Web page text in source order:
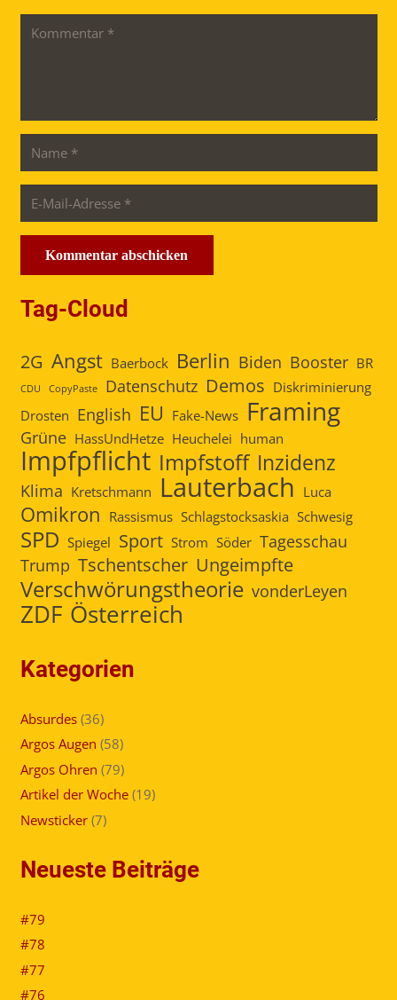
Kommentar abschicken
Tag-Cloud
2G Angst Baerbock Berlin Biden Booster BR
CDU CopyPaste Datenschutz Demos Diskriminierung
Drosten English EU Fake-News Framing
Grüne HassUndHetze Heuchelei human
Impfpflicht Impfstoff Inzidenz
Klima Kretschmann Lauterbach Luca
Omikron Rassismus Schlagstocksaskia Schwesig
SPD Spiegel Sport Strom Söder Tagesschau
Trump Tschentscher Ungeimpfte
Verschwörungstheorie vonderLeyen
ZDF Österreich
Kategorien
Absurdes(36)
Argos Augen (58)
Argos Ohren (79)
Artikel der Woche(19)
Newsticker(7)
Neueste Beiträge
#79
#78
#77
#76